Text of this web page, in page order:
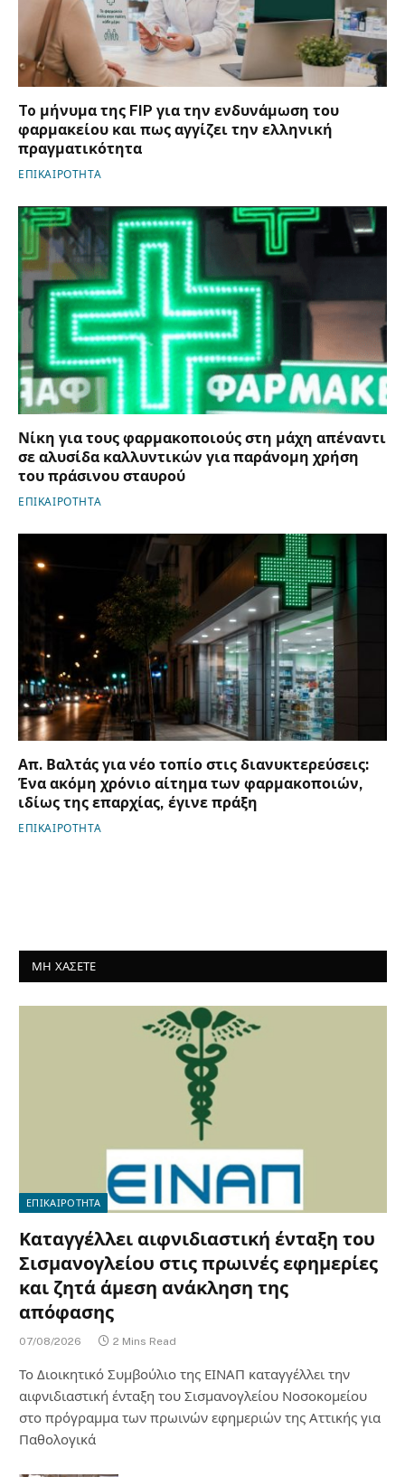
To μήνυμα της FIP για την ενδυνάμωση του
φαρμακείου και πως αγγίζει την ελληνική
πραγματικότητα
ΕΠΙΚΑΙΡΟΤΗΤΑ
Νίκη για τους φαρμακοποιούς στη μάχη απέναντι
σε αλυσίδα καλλυντικών για παράνομη χρήση
του πράσινου σταυρού
ΕΠΙΚΑΙΡΟΤΗΤΑ
Απ. Βαλτάς για νέο τοπίο στις διανυκτερεύσεις:
Ένα ακόμη χρόνιο αίτημα των φαρμακοποιών,
ιδίως της επαρχίας, έγινε πράξη
ΕΠΙΚΑΙΡΟΤΗΤΑ
ΜΗ ΧΑΣΕΤΕ
ΕΠΙΚΑΙΡΟΤΗΤΑ
Καταγγέλλει αιφνιδιαστική ένταξη του
Σισμανογλείου στις πρωινές εφημερίες
και ζητά άμεση ανάκληση της
απόφασης
07/08/2026 2 Mins Read
Το Διοικητικό Συμβούλιο της ΕΙΝΑΠ καταγγέλλει την
αιφνιδιαστική ένταξη του Σισμανογλείου Νοσοκομείου
στο πρόγραμμα των πρωινών εφημεριών της Αττικής για
Παθολογικά